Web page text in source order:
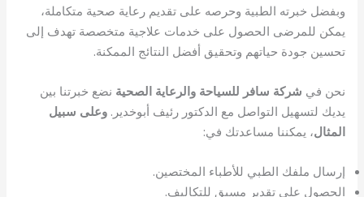
وبفضل خبرته الطبية وحرصه على تقديم رعاية صحية متكاملة،
يمكن للمرضى الحصول على خدمات علاجية متخصصة تهدف إلى
تحسين جودة حياتهم وتحقيق أفضل النتائج الممكنة.
نحن في شركة سافر للسياحة والرعاية الصحية نضع خبرتنا بين
يديك لتسهيل التواصل مع الدكتور رئيف أبوخدير.وعلى سبيل
المثال، يمكننا مساعدتك في:
إرسال ملفك الطبي للأطباء المختصين.
الحصول على تقدير مسبق للتكاليف.